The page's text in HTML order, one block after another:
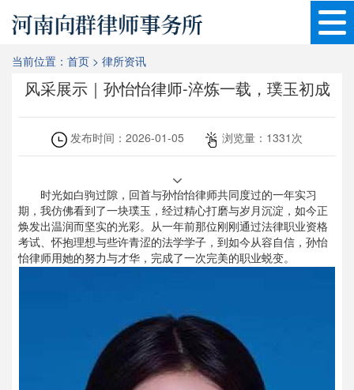
当前位置： 首页 > 律所资讯
风采展示｜孙怡怡律师-淬炼一载，璞玉初成
发布时间： 2026-01-05 浏览量： 1331 次
时光如白驹过隙，回首与孙怡怡律师共同度过的一年实习
期，我仿佛看到了一块璞玉，经过精心打磨与岁月沉淀，如今正
焕发出温润而坚实的光彩。从一年前那位刚刚通过法律职业资格
考试、怀抱理想与些许青涩的法学学子，到如今从容自信，孙怡
怡律师用她的努力与才华，完成了一次完美的职业蜕变。